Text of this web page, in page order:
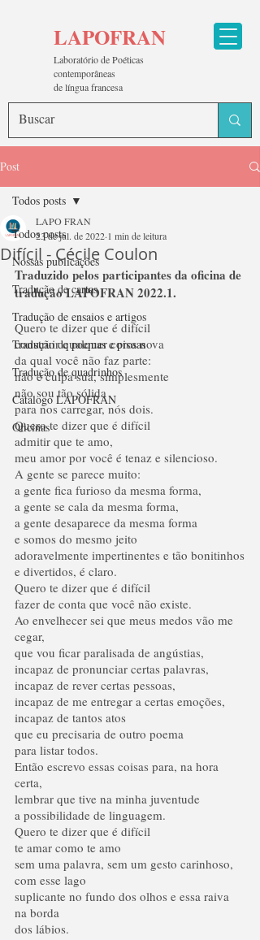
LAPOFRAN
Laboratório de Poéticas
contemporâneas
de língua francesa
Post
Todos posts
Nossas publicações
Tradução de cartas
Tradução de ensaios e artigos
Tradução de poemas e prosas
Tradução de quadrinhos
Catálogo LAPOFRAN
Oficinas
Todos posts
Difícil - Cécile Coulon
LAPO FRAN
23 de jul. de 2022 1 min de leitura
Traduzido pelos participantes da oficina de
tradução LAPOFRAN 2022.1.
Quero te dizer que é difícil
construir qualquer coisa nova
da qual você não faz parte:
não é culpa sua, simplesmente
não sou tão sólida
para nos carregar, nós dois.
Quero te dizer que é difícil
admitir que te amo,
meu amor por você é tenaz e silencioso.
A gente se parece muito:
a gente fica furioso da mesma forma,
a gente se cala da mesma forma,
a gente desaparece da mesma forma
e somos do mesmo jeito
adoravelmente impertinentes e tão bonitinhos
e divertidos, é claro.
Quero te dizer que é difícil
fazer de conta que você não existe.
Ao envelhecer sei que meus medos vão me
cegar,
que vou ficar paralisada de angústias,
incapaz de pronunciar certas palavras,
incapaz de rever certas pessoas,
incapaz de me entregar a certas emoções,
incapaz de tantos atos
que eu precisaria de outro poema
para listar todos.
Então escrevo essas coisas para, na hora
certa,
lembrar que tive na minha juventude
a possibilidade de linguagem.
Quero te dizer que é difícil
te amar como te amo
sem uma palavra, sem um gesto carinhoso,
com esse lago
suplicante no fundo dos olhos e essa raiva
na borda
dos lábios.